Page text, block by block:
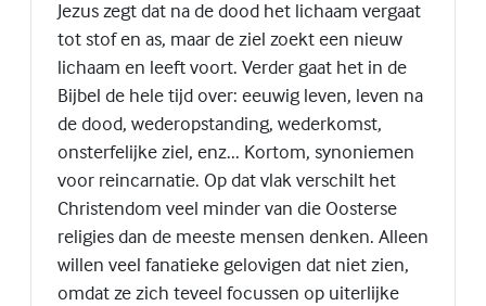
Jezus zegt dat na de dood het lichaam vergaat
tot stof en as, maar de ziel zoekt een nieuw
lichaam en leeft voort. Verder gaat het in de
Bijbel de hele tijd over: eeuwig leven, leven na
de dood, wederopstanding, wederkomst,
onsterfelijke ziel, enz... Kortom, synoniemen
voor reincarnatie. Op dat vlak verschilt het
Christendom veel minder van die Oosterse
religies dan de meeste mensen denken. Alleen
willen veel fanatieke gelovigen dat niet zien,
omdat ze zich teveel focussen op uiterlijke